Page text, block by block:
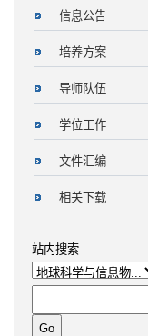
信息公告
培养方案
导师队伍
学位工作
文件汇编
相关下载
站内搜索